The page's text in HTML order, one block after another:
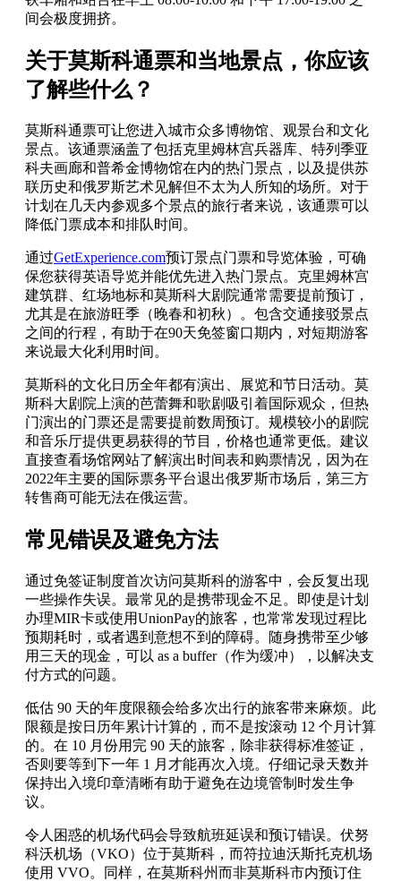
间会极度拥挤。
关于莫斯科通票和当地景点，你应该
了解些什么？
莫斯科通票可让您进入城市众多博物馆、观景台和文化
景点。该通票涵盖了包括克里姆林宫兵器库、特列季亚
科夫画廊和普希金博物馆在内的热门景点，以及提供苏
联历史和俄罗斯艺术见解但不太为人所知的场所。对于
计划在几天内参观多个景点的旅行者来说，该通票可以
降低门票成本和排队时间。
通过GetExperience.com预订景点门票和导览体验，可确
保您获得英语导览并能优先进入热门景点。克里姆林宫
建筑群、红场地标和莫斯科大剧院通常需要提前预订，
尤其是在旅游旺季（晚春和初秋）。包含交通接驳景点
之间的行程，有助于在90天免签窗口期内，对短期游客
来说最大化利用时间。
莫斯科的文化日历全年都有演出、展览和节日活动。莫
斯科大剧院上演的芭蕾舞和歌剧吸引着国际观众，但热
门演出的门票还是需要提前数周预订。规模较小的剧院
和音乐厅提供更易获得的节目，价格也通常更低。建议
直接查看场馆网站了解演出时间表和购票情况，因为在
2022年主要的国际票务平台退出俄罗斯市场后，第三方
转售商可能无法在俄运营。
常见错误及避免方法
通过免签证制度首次访问莫斯科的游客中，会反复出现
一些操作失误。最常见的是携带现金不足。即使是计划
办理MIR卡或使用UnionPay的旅客，也常常发现过程比
预期耗时，或者遇到意想不到的障碍。随身携带至少够
用三天的现金，可以 as a buffer（作为缓冲），以解决支
付方式的问题。
低估 90 天的年度限额会给多次出行的旅客带来麻烦。此
限额是按日历年累计计算的，而不是按滚动 12 个月计算
的。在 10 月份用完 90 天的旅客，除非获得标准签证，
否则要等到下一年 1 月才能再次入境。仔细记录天数并
保持出入境印章清晰有助于避免在边境管制时发生争
议。
令人困惑的机场代码会导致航班延误和预订错误。伏努
科沃机场（VKO）位于莫斯科，而符拉迪沃斯托克机场
使用 VVO。同样，在莫斯科州而非莫斯科市内预订住